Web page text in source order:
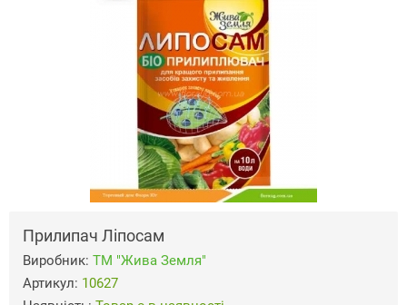
Прилипач Ліпосам
Виробник: ТМ "Жива Земля"
Артикул: 10627